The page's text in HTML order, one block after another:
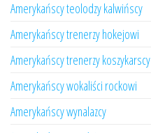
Amerykańscy teolodzy kalwińscy
Amerykańscy trenerzy hokejowi
Amerykańscy trenerzy koszykarscy
Amerykańscy wokaliści rockowi
Amerykańscy wynalazcy